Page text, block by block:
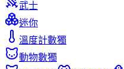
武士
迷你
溫度計數獨
動物數獨